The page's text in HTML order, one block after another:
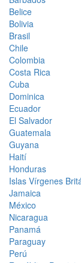
Belice
Bolivia
Brasil
Chile
Colombia
Costa Rica
Cuba
Dominica
Ecuador
El Salvador
Guatemala
Guyana
Haití
Honduras
Islas Vírgenes
Jamaica
México
Nicaragua
Panamá
Paraguay
Perú